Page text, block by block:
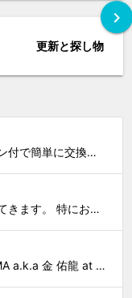
chevron_right
更新と探し物
青くなった画面のカーナビをポン付で簡単に交換、出来ると思っていたら意外と闇多め!!!なDAY①から続く今回は、DAY②。 テスターで調べてみたのだが、結果的にバックカメラからナビ裏まで来てる、配線を見つけることが出来なかった前回。気付けば闇w。 さてさて、この頃のDVDナビ的なT...
時々、ポニーにも虫たちが入ってきます。 特にお盆の頃はどの虫かと気になり探してしまう。 今まではキリギリスやすいっちょん、今思えば今年は蝉だったのかな。
先日、行われたライブ、PAHUMA a.k.a 金 佑龍 at PONY'STOYから〜 cutman-booche時代の楽曲「立ち上がれ」を映像化させてもらいました。 茅ヶ崎の名店 FROGGIES〜さんで ウリョンはマンススリー・ライブを行っています！ そのライブでウ...